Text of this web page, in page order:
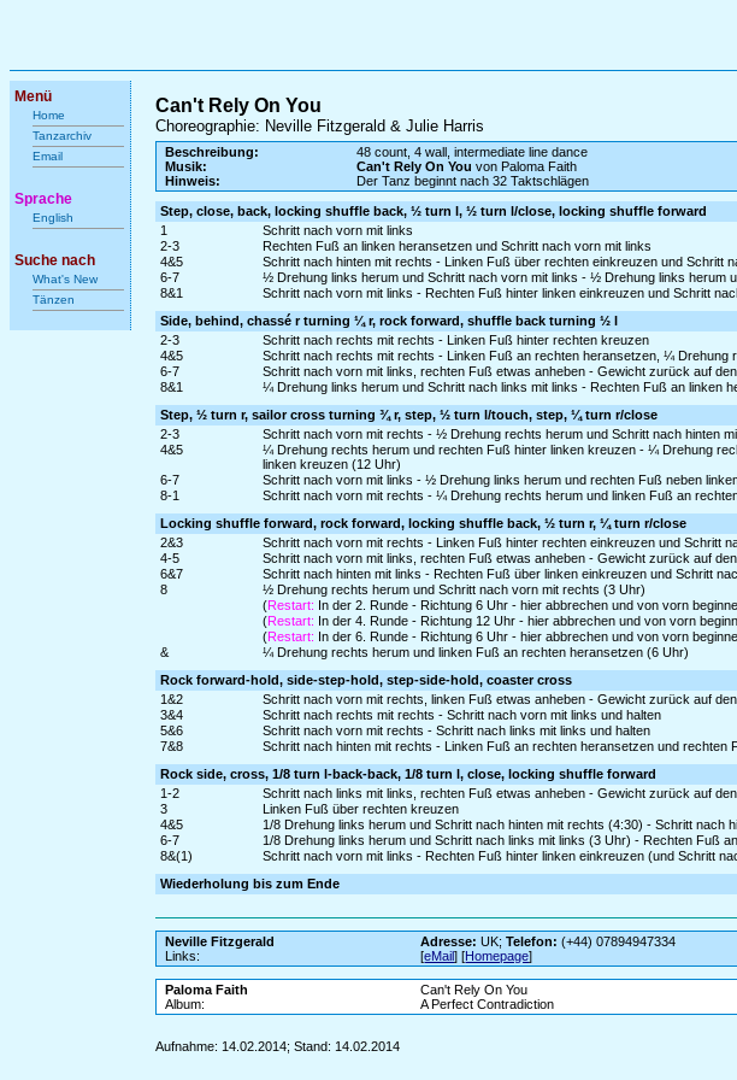
Menü
Home
Tanzarchiv
Email
Sprache
English
Suche nach
What's New
Tänzen
Can't Rely On You
Choreographie: Neville Fitzgerald & Julie Harris
Beschreibung:
48 count, 4 wall, intermediate line dance
Musik:
Can't Rely On You von Paloma Faith
Hinweis:
Der Tanz beginnt nach 32 Taktschlägen
Step, close, back, locking shuffle back, ½ turn l, ½ turn l/close, locking shuffle forward
1
Schritt nach vorn mit links
2-3
Rechten Fuß an linken heransetzen und Schritt nach vorn mit links
4&5
Schritt nach hinten mit rechts - Linken Fuß über rechten einkreuzen und Schritt
6-7
½ Drehung links herum und Schritt nach vorn mit links - ½ Drehung links herum
8&1
Schritt nach vorn mit links - Rechten Fuß hinter linken einkreuzen und Schritt
Side, behind, chassé r turning ¼ r, rock forward, shuffle back turning ½ l
2-3
Schritt nach rechts mit rechts - Linken Fuß hinter rechten kreuzen
4&5
Schritt nach rechts mit rechts - Linken Fuß an rechten heransetzen, ¼ Drehung
6-7
Schritt nach vorn mit links, rechten Fuß etwas anheben - Gewicht zurück auf
8&1
¼ Drehung links herum und Schritt nach links mit links - Rechten Fuß an linken
Step, ½ turn r, sailor cross turning ¾ r, step, ½ turn l/touch, step, ¼ turn r/close
2-3
Schritt nach vorn mit rechts - ½ Drehung rechts herum und Schritt nach hinten
4&5
¼ Drehung rechts herum und rechten Fuß hinter linken kreuzen - ¼ Drehung
linken kreuzen (12 Uhr)
6-7
Schritt nach vorn mit links - ½ Drehung links herum und rechten Fuß neben
8-1
Schritt nach vorn mit rechts - ¼ Drehung rechts herum und linken Fuß an
Locking shuffle forward, rock forward, locking shuffle back, ½ turn r, ¼ turn r/close
2&3
Schritt nach vorn mit rechts - Linken Fuß hinter rechten einkreuzen und Schritt
4-5
Schritt nach vorn mit links, rechten Fuß etwas anheben - Gewicht zurück auf
6&7
Schritt nach hinten mit links - Rechten Fuß über linken einkreuzen und Schritt
8
½ Drehung rechts herum und Schritt nach vorn mit rechts (3 Uhr)
(Restart: In der 2. Runde - Richtung 6 Uhr - hier abbrechen und von vorn
(Restart: In der 4. Runde - Richtung 12 Uhr - hier abbrechen und von vorn
(Restart: In der 6. Runde - Richtung 6 Uhr - hier abbrechen und von vorn
&
¼ Drehung rechts herum und linken Fuß an rechten heransetzen (6 Uhr)
Rock forward-hold, side-step-hold, step-side-hold, coaster cross
1&2
Schritt nach vorn mit rechts, linken Fuß etwas anheben - Gewicht zurück auf
3&4
Schritt nach rechts mit rechts - Schritt nach vorn mit links und halten
5&6
Schritt nach vorn mit rechts - Schritt nach links mit links und halten
7&8
Schritt nach hinten mit rechts - Linken Fuß an rechten heransetzen und rechten
Rock side, cross, 1/8 turn l-back-back, 1/8 turn l, close, locking shuffle forward
1-2
Schritt nach links mit links, rechten Fuß etwas anheben - Gewicht zurück auf
3
Linken Fuß über rechten kreuzen
4&5
1/8 Drehung links herum und Schritt nach hinten mit rechts (4:30) - Schritt nach
6-7
1/8 Drehung links herum und Schritt nach links mit links (3 Uhr) - Rechten Fuß
8&(1)
Schritt nach vorn mit links - Rechten Fuß hinter linken einkreuzen (und Schritt
Wiederholung bis zum Ende
Neville Fitzgerald Adresse: UK;Telefon: (+44) 07894947334
Links:
[eMail] [Homepage]
Paloma Faith
Can't Rely On You
Album:
A Perfect Contradiction
Aufnahme: 14.02.2014; Stand: 14.02.2014